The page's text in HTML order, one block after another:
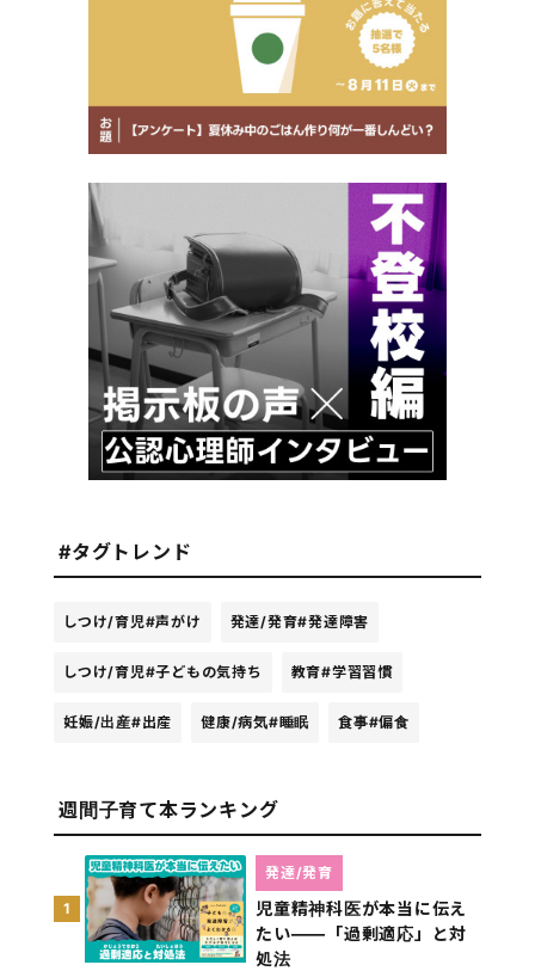
#タグトレンド
しつけ/育児#声がけ 発達/発育#発達障害
しつけ/育児#子どもの気持ち 教育#学習習慣
妊娠/出産#出産 健康/病気#睡眠 食事#偏食
週間子育て本ランキング
1
児童精神科医が本当に伝え
たい――「過剰適応」と対
処法
発達/発育